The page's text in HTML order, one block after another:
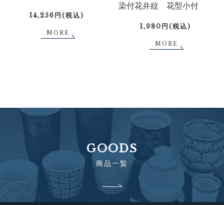
14,256円(税込)
MORE
染付花弁紋 花型小付
1,980円(税込)
MORE
GOODS
商品一覧